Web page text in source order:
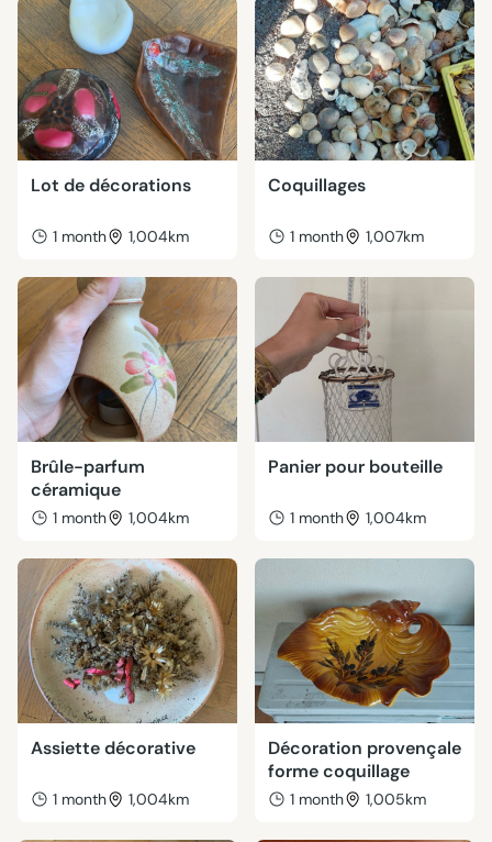
Lot de décorations
1 month 1,004km
Coquillages
1 month 1,007km
Brûle-parfum
céramique
1 month 1,004km
Panier pour bouteille
1 month 1,004km
Assiette décorative
1 month 1,004km
Décoration provençale
forme coquillage
1 month 1,005km